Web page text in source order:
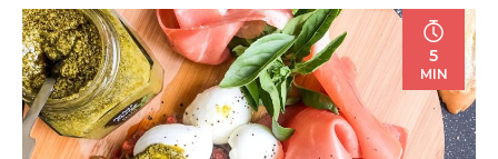
5
MIN